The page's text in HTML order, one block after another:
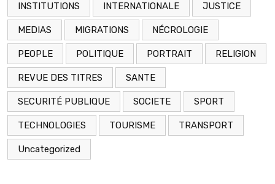
INSTITUTIONS INTERNATIONALE JUSTICE
MEDIAS MIGRATIONS NÉCROLOGIE
PEOPLE POLITIQUE PORTRAIT RELIGION
REVUE DES TITRES SANTE
SECURITÉ PUBLIQUE SOCIETE SPORT
TECHNOLOGIES TOURISME TRANSPORT
Uncategorized